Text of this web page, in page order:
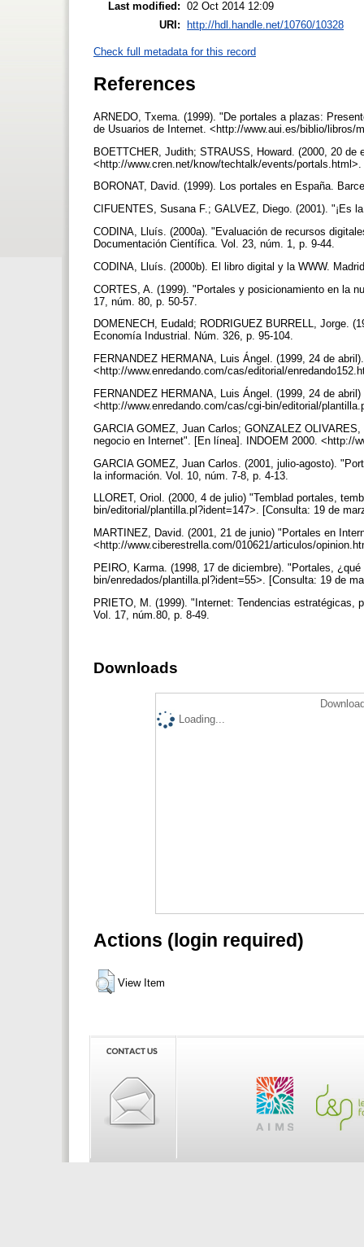
Last modified: 02 Oct 2014 12:09
URI:
http://hdl.handle.net/10760/10328
Check full metadata for this record
References
ARNEDO, Txema. (1999). "De portales a plazas:
de Usuarios de Internet. <http://www.aui.es/biblio/
BOETTCHER, Judith; STRAUSS, Howard. (2000, 20
<http://www.cren.net/know/techtalk/events/
BORONAT, David. (1999). Los portales en España.
CIFUENTES, Susana F.; GALVEZ, Diego. (2001). "¡Es
CODINA, Lluís. (2000a). "Evaluación de recursos
Documentación Científica. Vol. 23, núm. 1, p. 9-44.
CODINA, Lluís. (2000b). El libro digital y la WWW.
CORTES, A. (1999). "Portales y posicionamiento en la
17, núm. 80, p. 50-57.
DOMENECH, Eudald; RODRIGUEZ BURRELL, Jorge.
Economía Industrial. Núm. 326, p. 95-104.
FERNANDEZ HERMANA, Luis Ángel. (1999, 24 de
<http://www.enredando.com/cas/editorial/
FERNANDEZ HERMANA, Luis Ángel. (1999, 24 de
<http://www.enredando.com/cas/cgi-bin/editorial/
GARCIA GOMEZ, Juan Carlos; GONZALEZ
negocio en Internet". [En línea]. INDOEM 2000. <http://
GARCIA GOMEZ, Juan Carlos. (2001, julio-agosto).
la información. Vol. 10, núm. 7-8, p. 4-13.
LLORET, Oriol. (2000, 4 de julio) "Temblad portales,
bin/editorial/plantilla.pl?ident=147>. [Consulta: 19 de
MARTINEZ, David. (2001, 21 de junio) "Portales en
<http://www.ciberestrella.com/010621/articulos/
PEIRO, Karma. (1998, 17 de diciembre). "Portales,
bin/enredados/plantilla.pl?ident=55>. [Consulta: 19 de
PRIETO, M. (1999). "Internet: Tendencias
Vol. 17, núm.80, p. 8-49.
Downloads
Loading...
Actions (login required)
View Item